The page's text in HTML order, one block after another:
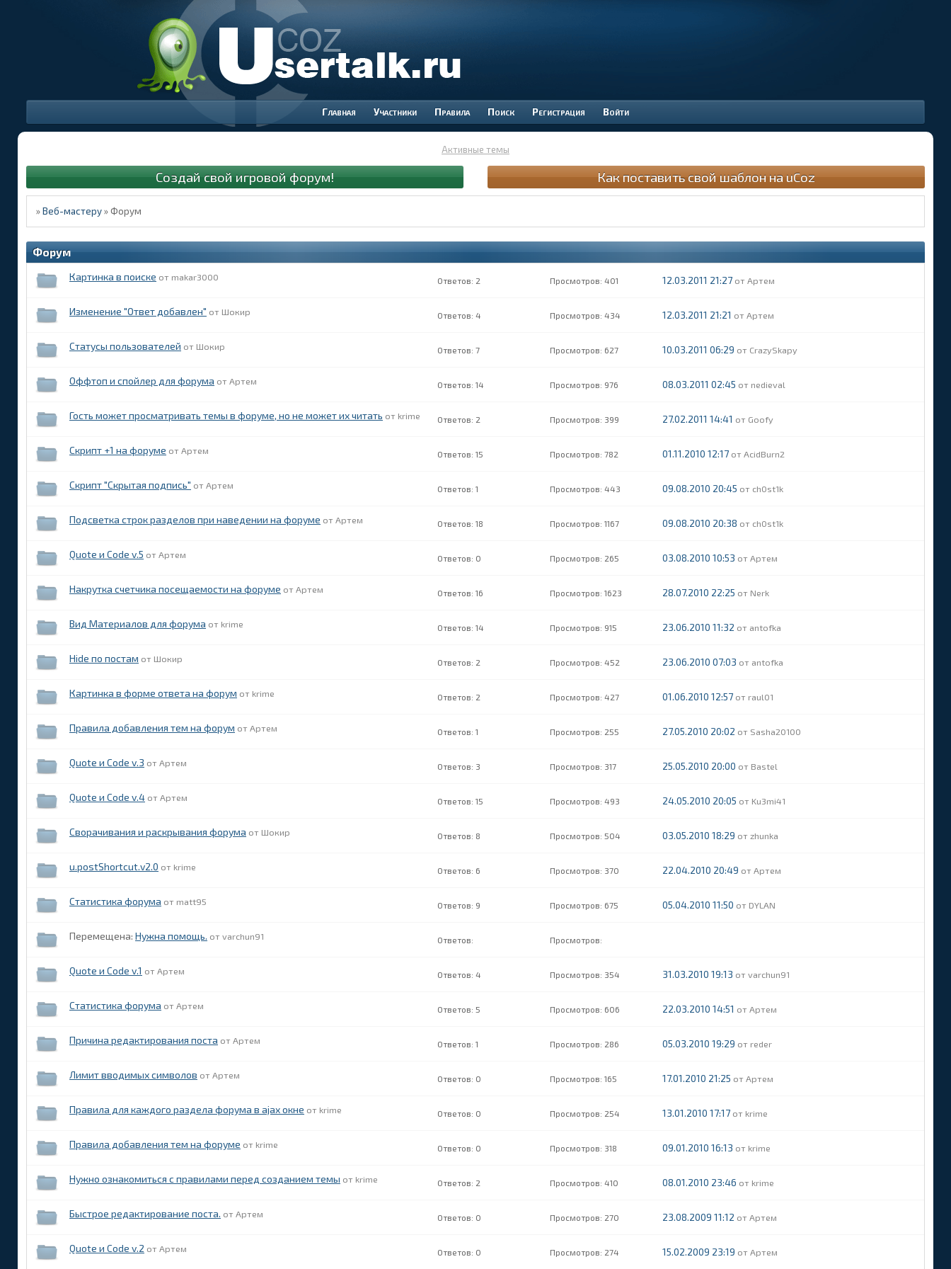
Участники Правила Поиск Регистрация Войти
Активные темы
Создай свой игровой форум! Как поставить свой шаблон на uCoz
»Веб-мастеру »Форум
Форум
Картинка в поиске makar3000 2 401 12.03.2011 21:27 Артем
Изменение "Ответ добавлен" Шокир 4 434 12.03.2011 21:21 Артем
Статусы пользователей Шокир 7 627 10.03.2011 06:29 CrazySkapy
Оффтоп и спойлер для форума Артем 14 976 08.03.2011 02:45 nedieval
Гость может просматривать темы в форуме, но не может их читать krime 2 399 27.02.2011 14:41 Goofy
Скрипт +1 на форуме Артем 15 782 01.11.2010 12:17 AcidBurn2
Скрипт "Скрытая подпись" Артем 1 443 09.08.2010 20:45 ch0st1k
Подсветка строк разделов при наведении на форуме Артем 18 1167 09.08.2010 20:38 ch0st1k
Quote и Code v.5 Артем 0 265 03.08.2010 10:53 Артем
Накрутка счетчика посещаемости на форуме Артем 16 1623 28.07.2010 22:25 Nerk
Вид Материалов для форума krime 14 915 23.06.2010 11:32 antofka
Hide по постам Шокир 2 452 23.06.2010 07:03 antofka
Картинка в форме ответа на форум krime 2 427 01.06.2010 12:57 raul01
Правила добавления тем на форум Артем 1 255 27.05.2010 20:02 Sasha20100
Quote и Code v.3 Артем 3 317 25.05.2010 20:00 Bastel
Quote и Code v.4 Артем 15 493 24.05.2010 20:05 Ku3mi41
Cворачивания и раскрывания форума Шокир 8 504 03.05.2010 18:29 zhunka
u.postShortcut.v2.0 krime 6 370 22.04.2010 20:49 Артем
Статистика форума matt95 9 675 05.04.2010 11:50 DYLAN
Перемещена: Нужна помощь. varchun91
Quote и Code v.1 Артем 4 354 31.03.2010 19:13 varchun91
Статистика форума Артем 5 606 22.03.2010 14:51 Артем
Причина редактирования поста Артем 1 286 05.03.2010 19:29 reder
Лимит вводимых символов Артем 0 165 17.01.2010 21:25 Артем
Правила для каждого раздела форума в ajax окне krime 0 254 13.01.2010 17:17 krime
Правила добавления тем на форуме krime 0 318 09.01.2010 16:13 krime
Нужно ознакомиться с правилами перед созданием темы krime 2 410 08.01.2010 23:46 krime
Быстрое редактирование поста. Артем 0 270 23.08.2009 11:12 Артем
Quote и Code v.2 Артем 0 274 15.02.2009 23:19 Артем